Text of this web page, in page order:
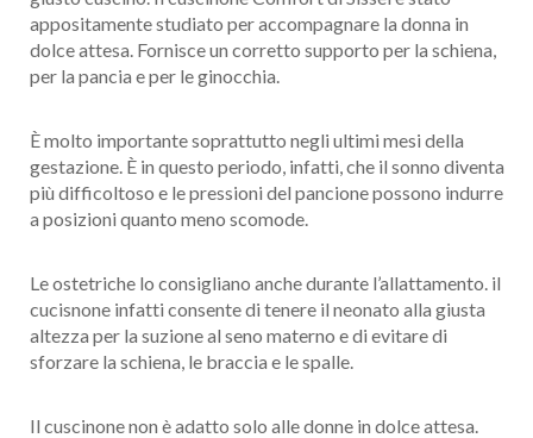
appositamente studiato per accompagnare la donna in
dolce attesa. Fornisce un corretto supporto per la schiena,
per la pancia e per le ginocchia.
È molto importante soprattutto negli ultimi mesi della
gestazione. È in questo periodo, infatti, che il sonno diventa
più difficoltoso e le pressioni del pancione possono indurre
a posizioni quanto meno scomode.
Le ostetriche lo consigliano anche durante l’allattamento. il
cucisnone infatti consente di tenere il neonato alla giusta
altezza per la suzione al seno materno e di evitare di
sforzare la schiena, le braccia e le spalle.
Il cuscinone non è adatto solo alle donne in dolce attesa.